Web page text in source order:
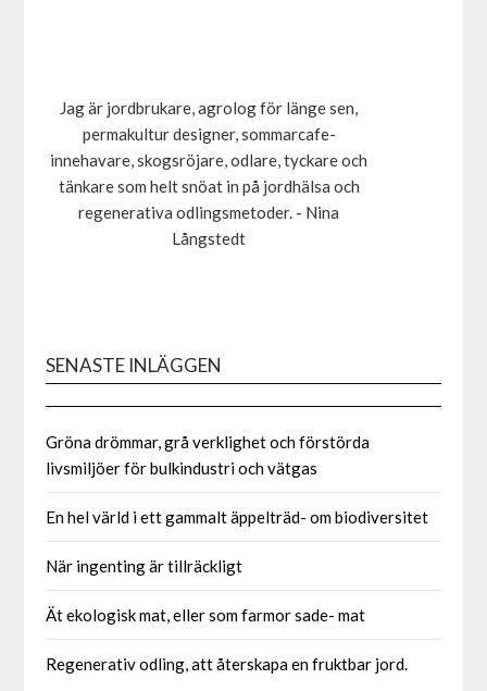
Jag är jordbrukare, agrolog för länge sen,
permakultur designer, sommarcafe-
innehavare, skogsröjare, odlare, tyckare och
tänkare som helt snöat in på jordhälsa och
regenerativa odlingsmetoder. - Nina
Långstedt
SENASTE INLÄGGEN
Gröna drömmar, grå verklighet och förstörda
livsmiljöer för bulkindustri och vätgas
En hel värld i ett gammalt äppelträd- om biodiversitet
När ingenting är tillräckligt
Ät ekologisk mat, eller som farmor sade- mat
Regenerativ odling, att återskapa en fruktbar jord.